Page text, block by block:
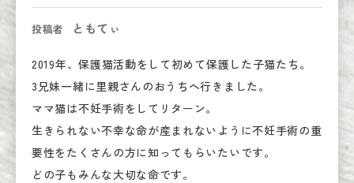
投稿者 ともてぃ
2019年、保護猫活動をして初めて保護した子猫たち。
3兄妹一緒に里親さんのおうちへ行きました。
ママ猫は不妊手術をしてリターン。
生きられない不幸な命が産まれないように不妊手術の重
要性をたくさんの方に知ってもらいたいです。
どの子もみんな大切な命です。